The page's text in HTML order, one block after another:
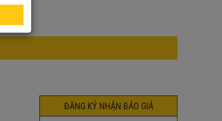
ĐĂNG KÝ NHẬN BÁO GIÁ